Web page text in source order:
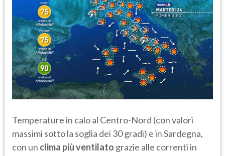
Temperature in calo al Centro-Nord (con valori
massimi sotto la soglia dei 30 gradi) e in Sardegna,
con un clima più ventilato grazie alle correnti in